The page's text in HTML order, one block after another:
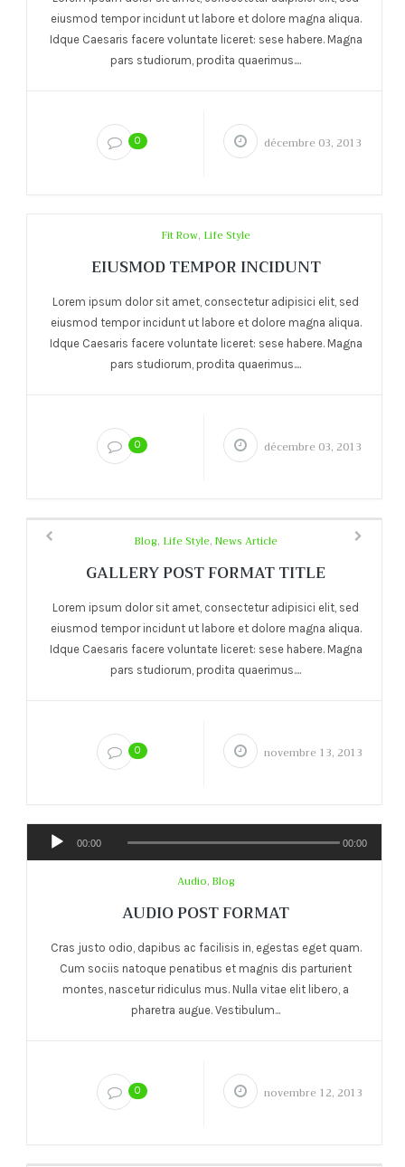
eiusmod tempor incidunt ut labore et dolore magna aliqua.
Idque Caesaris facere voluntate liceret: sese habere. Magna
pars studiorum, prodita quaerimus....
0 décembre 03, 2013
Fit Row, Life Style
EIUSMOD TEMPOR INCIDUNT
Lorem ipsum dolor sit amet, consectetur adipisici elit, sed
eiusmod tempor incidunt ut labore et dolore magna aliqua.
Idque Caesaris facere voluntate liceret: sese habere. Magna
pars studiorum, prodita quaerimus....
0 décembre 03, 2013
Blog, Life Style, News Article
GALLERY POST FORMAT TITLE
Lorem ipsum dolor sit amet, consectetur adipisici elit, sed
eiusmod tempor incidunt ut labore et dolore magna aliqua.
Idque Caesaris facere voluntate liceret: sese habere. Magna
pars studiorum, prodita quaerimus....
0 novembre 13, 2013
00:00 00:00
Audio, Blog
AUDIO POST FORMAT
Cras justo odio, dapibus ac facilisis in, egestas eget quam.
Cum sociis natoque penatibus et magnis dis parturient
montes, nascetur ridiculus mus. Nulla vitae elit libero, a
pharetra augue. Vestibulum...
0 novembre 12, 2013